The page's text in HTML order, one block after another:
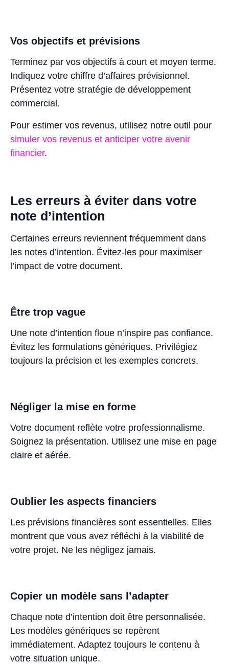
Vos objectifs et prévisions
Terminez par vos objectifs à court et moyen terme.
Indiquez votre chiffre d’affaires prévisionnel.
Présentez votre stratégie de développement
commercial.
Pour estimer vos revenus, utilisez notre outil pour
simuler vos revenus et anticiper votre avenir
financier.
Les erreurs à éviter dans votre
note d’intention
Certaines erreurs reviennent fréquemment dans
les notes d’intention. Évitez-les pour maximiser
l’impact de votre document.
Être trop vague
Une note d’intention floue n’inspire pas confiance.
Évitez les formulations génériques. Privilégiez
toujours la précision et les exemples concrets.
Négliger la mise en forme
Votre document reflète votre professionnalisme.
Soignez la présentation. Utilisez une mise en page
claire et aérée.
Oublier les aspects financiers
Les prévisions financières sont essentielles. Elles
montrent que vous avez réfléchi à la viabilité de
votre projet. Ne les négligez jamais.
Copier un modèle sans l’adapter
Chaque note d’intention doit être personnalisée.
Les modèles génériques se repèrent
immédiatement. Adaptez toujours le contenu à
votre situation unique.